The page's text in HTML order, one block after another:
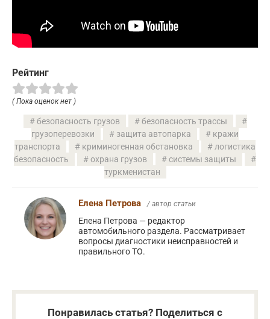
Рейтинг
( Пока оценок нет )
безопасность грузов
безопасность трассы
грузоперевозки
защита автопарка
кражи
транспорта
криминогенная обстановка
логистика
безопасность
охрана грузов
системы защиты
туркменистан
Елена Петрова / автор статьи
Елена Петрова — редактор
автомобильного раздела. Рассматривает
вопросы диагностики неисправностей и
правильного ТО.
Понравилась статья? Поделиться с